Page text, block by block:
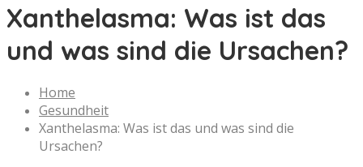
Xanthelasma: Was ist das
und was sind die Ursachen?
Home
Gesundheit
Xanthelasma: Was ist das und was sind die
Ursachen?